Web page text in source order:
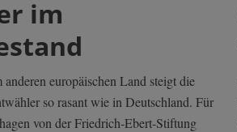
im
anderen europäischen Land steigt die
so rasant wie in Deutschland. Für
von der Friedrich-Ebert-Stiftung